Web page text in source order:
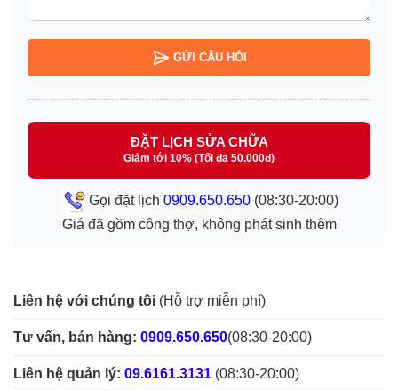
GỬI CÂU HỎI
ĐẶT LỊCH SỬA CHỮA
Giảm tới 10% (Tối đa 50.000đ)
Gọi đặt lịch 0909.650.650(08:30-20:00)
Giá đã gồm công thợ, không phát sinh thêm
Liên hệ với chúng tôi (Hỗ trợ miễn phí)
Tư vấn, bán hàng: 0909.650.650(08:30-20:00)
Liên hệ quản lý: 09.6161.3131 (08:30-20:00)